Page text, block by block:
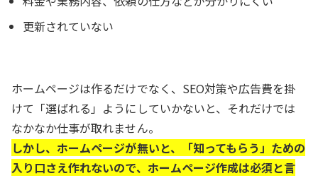
更新されていない
ホームページは作るだけでなく、SEO対策や広告費を掛
けて「選ばれる」ようにしていかないと、それだけでは
なかなか仕事が取れません。
しかし、ホームページが無いと、「知ってもらう」ための
入り口さえ作れないので、ホームページ作成は必須と言